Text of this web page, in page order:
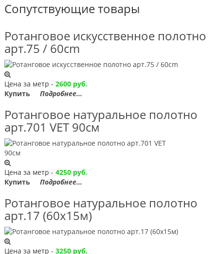
Сопутствующие товары
Ротанговое искусственное полотно
арт.75 / 60сm
Цена за метр - 2600 руб.
Купить
Подробнее...
Ротанговое натуральное полотно
арт.701 VET 90см
Цена за метр - 4250 руб.
Купить
Подробнее...
Ротанговое натуральное полотно
арт.17 (60х15м)
Цена за метр - 3250 руб.